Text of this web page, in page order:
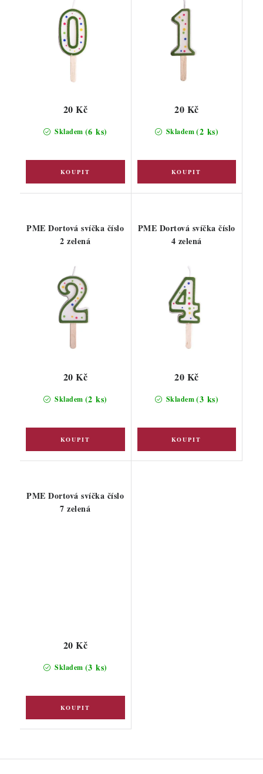
Skladem (6 ks)
20 Kč
Skladem(2 ks)
20 Kč
PME Dortová svíčka číslo
2 zelená
Skladem (2 ks)
20 Kč
PME Dortová svíčka číslo
4 zelená
Skladem(3 ks)
20 Kč
PME Dortová svíčka číslo
7 zelená
Skladem (3 ks)
20 Kč